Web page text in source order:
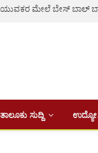
ತಾಲೂಕು ಸುದ್ದಿ